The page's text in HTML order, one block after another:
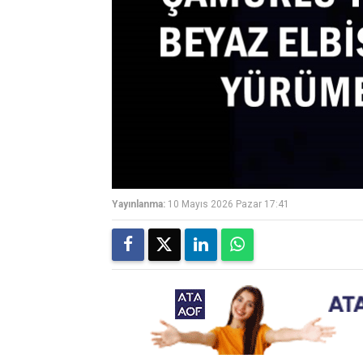
Yayınlanma: 10 Mayıs 2026 Pazar 17:41